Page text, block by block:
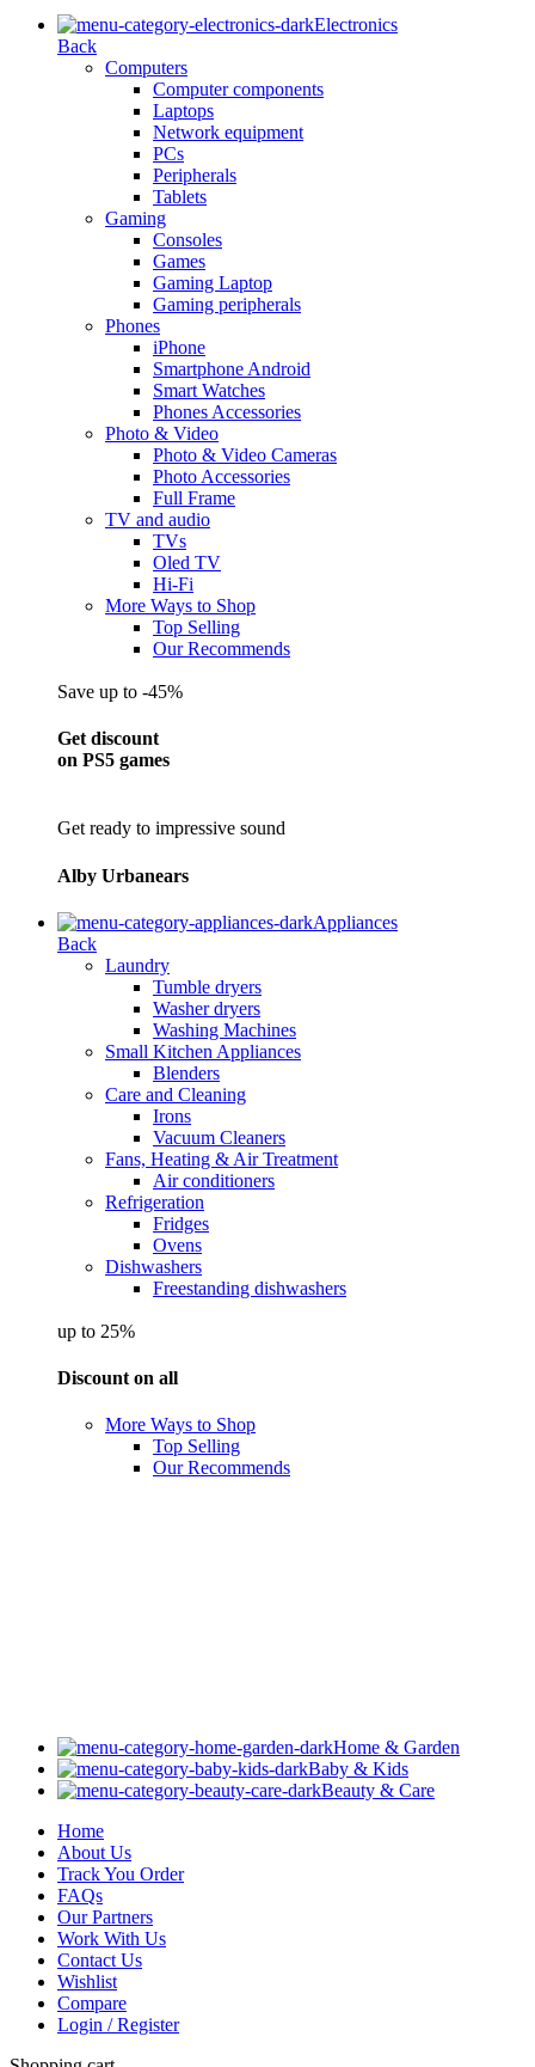
Electronics
Back
Computers
Computer components
Laptops
Network equipment
PCs
Peripherals
Tablets
Gaming
Consoles
Games
Gaming Laptop
Gaming peripherals
Phones
iPhone
Smartphone Android
Smart Watches
Phones Accessories
Photo & Video
Photo & Video Cameras
Photo Accessories
Full Frame
TV and audio
TVs
Oled TV
Hi-Fi
More Ways to Shop
Top Selling
Our Recommends
Save up to -45%
Get discount
on PS5 games
Get ready to impressive sound
Alby Urbanears
Appliances
Back
Laundry
Tumble dryers
Washer dryers
Washing Machines
Small Kitchen Appliances
Blenders
Care and Cleaning
Irons
Vacuum Cleaners
Fans, Heating & Air Treatment
Air conditioners
Refrigeration
Fridges
Ovens
Dishwashers
Freestanding dishwashers
up to 25%
Discount on all
More Ways to Shop
Top Selling
Our Recommends
Home & Garden
Baby & Kids
Beauty & Care
Home
About Us
Track You Order
FAQs
Our Partners
Work With Us
Contact Us
Wishlist
Compare
Login / Register